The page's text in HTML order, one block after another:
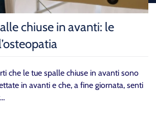
chiuse in avanti: le
che le tue spalle chiuse in avanti sono
in avanti e che, a fine giornata, senti